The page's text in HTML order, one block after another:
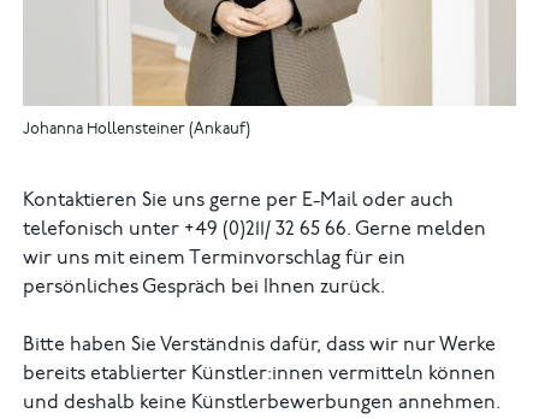
Johanna Hollensteiner (Ankauf)
Kontaktieren Sie uns gerne per E-Mail oder auch
telefonisch unter +49 (0)211/ 32 65 66. Gerne melden
wir uns mit einem Terminvorschlag für ein
persönliches Gespräch bei Ihnen zurück.
Bitte haben Sie Verständnis dafür, dass wir nur Werke
bereits etablierter Künstler:innen vermitteln können
und deshalb keine Künstlerbewerbungen annehmen.